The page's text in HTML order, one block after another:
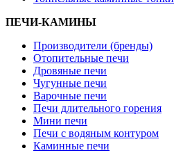
ПЕЧИ-КАМИНЫ
Производители (бренды)
Отопительные печи
Дровяные печи
Чугунные печи
Варочные печи
Печи длительного горения
Мини печи
Печи с водяным контуром
Каминные печи